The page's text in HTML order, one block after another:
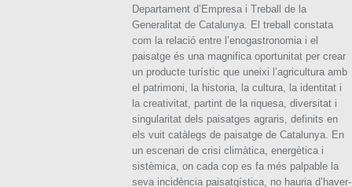
Departament d’Empresa i Treball de la
Generalitat de Catalunya. El treball constata
com la relació entre l’enogastronomia i el
paisatge és una magnifica oportunitat per crear
un producte turístic que uneixi l’agricultura amb
el patrimoni, la historia, la cultura, la identitat i
la creativitat, partint de la riquesa, diversitat i
singularitat dels paisatges agraris, definits en
els vuit catàlegs de paisatge de Catalunya. En
un escenari de crisi climàtica, energètica i
sistèmica, on cada cop es fa més palpable la
seva incidència paisatgística, no hauria d’haver-